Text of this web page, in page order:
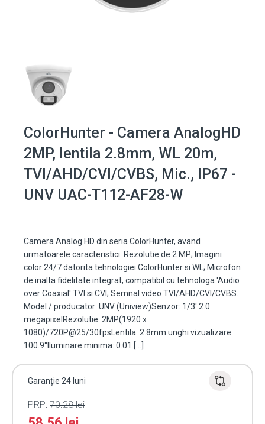
ColorHunter - Camera AnalogHD
2MP, lentila 2.8mm, WL 20m,
TVI/AHD/CVI/CVBS, Mic., IP67 -
UNV UAC-T112-AF28-W
Camera Analog HD din seria ColorHunter, avand
urmatoarele caracteristici: Rezolutie de 2 MP; Imagini
color 24/7 datorita tehnologiei ColorHunter si WL; Microfon
de inalta fidelitate integrat, compatibil cu tehnologa 'Audio
over Coaxial' TVI si CVI; Semnal video TVI/AHD/CVI/CVBS.
Model / producator: UNV (Uniview)Senzor: 1/3' 2.0
megapixelRezolutie: 2MP(1920 x
1080)/720P@25/30fpsLentila: 2.8mm unghi vizualizare
100.9°Iluminare minima: 0.01 […]
Garanție 24 luni
PRP: 70.28lei